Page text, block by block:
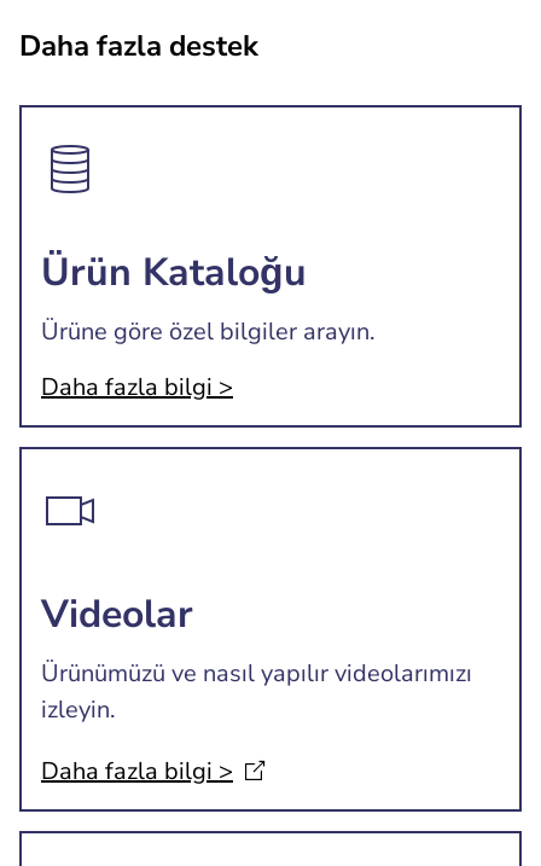
Daha fazla destek
Ürün Kataloğu
Ürüne göre özel bilgiler arayın.
Daha fazla bilgi >
Videolar
Ürünümüzü ve nasıl yapılır videolarımızı
izleyin.
Daha fazla bilgi >